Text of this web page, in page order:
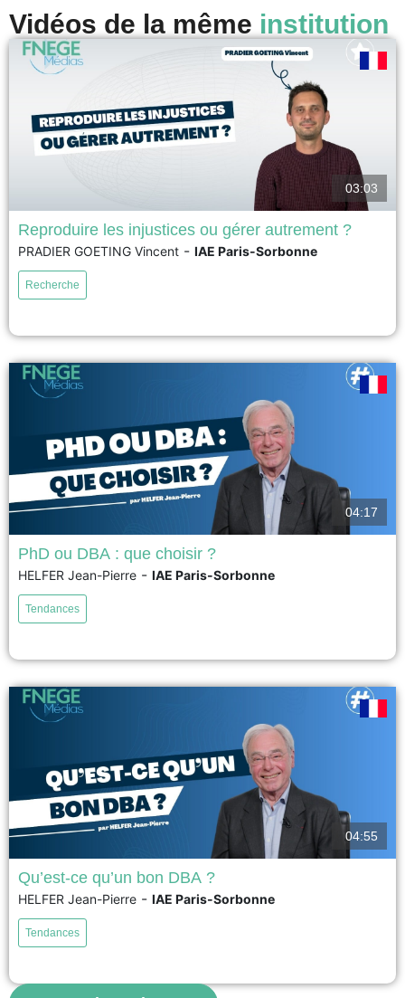
Vidéos de la même institution
Le GIEC le rappelle : les populations les plus vulnérables au changement
climatique sont souvent celles qui en sont les moins responsables — un
héritage direct des inégalités coloniales. Cette thèse analyse comment les
voir
03:03
Reproduire les injustices ou gérer autrement ?
PRADIER GOETING Vincent - IAE Paris-Sorbonne
Recherche
PhD et DBA présentent des caractéristiques communes mais également de
profondes différences. C'est la raison pour laquelle il n'est pas très simple
de choisir entre les 2 parcours doctoraux. Les ressemblances tiennent au
voir
04:17
PhD ou DBA : que choisir ?
HELFER Jean-Pierre - IAE Paris-Sorbonne
Tendances
Un bon DBA repose sur quelques caractéristiques. Elles tiennent d'abord à
l'existence d'un portefeuille diversifié de potentiels directeurs de thèse qui
sont évidemment qualifiés et qui apprécient particulièrement les liens entre
04:55
Qu’est-ce qu’un bon DBA ?
HELFER Jean-Pierre - IAE Paris-Sorbonne
Tendances